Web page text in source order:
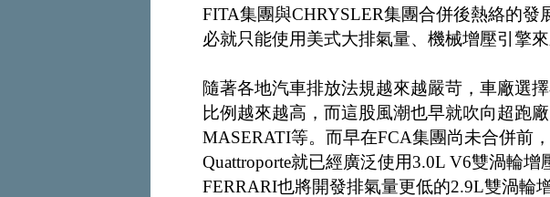
FITA集團與CHRYSLER集團合併後熱絡的發
必就只能使用美式大排氣量、機械增壓引擎來
隨著各地汽車排放法規越來越嚴苛，車廠選
比例越來越高，而這股風潮也早就吹向超跑
MASERATI等。而早在FCA集團尚未合併前
Quattroporte就已經廣泛使用3.0L V6雙渦輪增
FERRARI也將開發排氣量更低的2.9L雙渦輪